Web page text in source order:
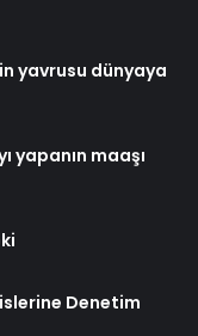
yavrusu dünyaya
yapanın maaşı
Denetim